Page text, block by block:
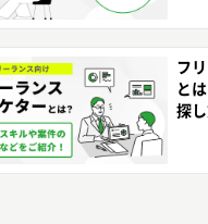
フ
と
探